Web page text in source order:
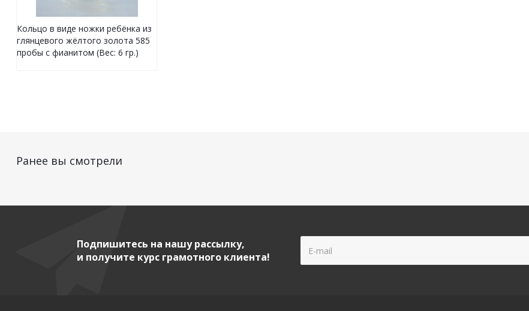
Кольцо в виде ножки ребёнка из
глянцевого жёлтого золота 585
пробы с фианитом (Вес: 6 гр.)
Ранее вы смотрели
Подпишитесь на нашу рассылку,
и получите курс грамотного клиента!